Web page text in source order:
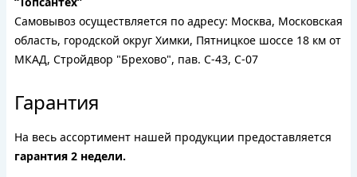
Самовывоз осуществляется по адресу: Москва, Московская
область, городской округ Химки, Пятницкое шоссе 18 км от
МКАД, Стройдвор "Брехово", пав. С-43, С-07
Гарантия
На весь ассортимент нашей продукции предоставляется
гарантия 2 недели.